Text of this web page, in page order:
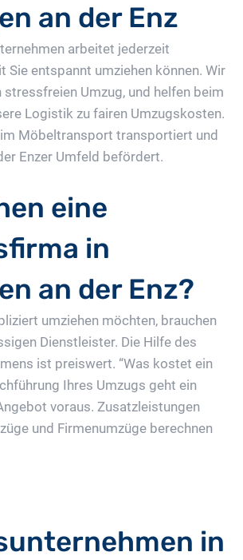
an der Enz
arbeitet jederzeit
Sie entspannt umziehen können. Wir
stressfreien Umzug, und helfen beim
Logistik zu fairen Umzugskosten.
Möbeltransport transportiert und
Enzer Umfeld befördert.
eine
in
an der Enz?
umziehen möchten, brauchen
Dienstleister. Die Hilfe des
ist preiswert. “Was kostet ein
Ihres Umzugs geht ein
voraus. Zusatzleistungen
und Firmenumzüge berechnen
in